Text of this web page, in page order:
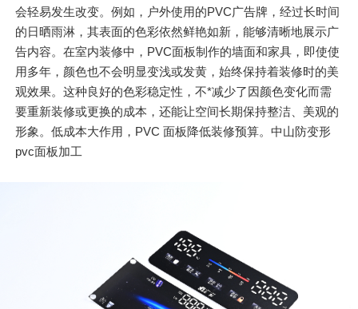
会轻易发生改变。例如，户外使用的PVC广告牌，经过长时间
的日晒雨淋，其表面的色彩依然鲜艳如新，能够清晰地展示广
告内容。在室内装修中，PVC面板制作的墙面和家具，即使使
用多年，颜色也不会明显变浅或发黄，始终保持着装修时的美
观效果。这种良好的色彩稳定性，不*减少了因颜色变化而需
要重新装修或更换的成本，还能让空间长期保持整洁、美观的
形象。低成本大作用，PVC 面板降低装修预算。中山防变形
pvc面板加工